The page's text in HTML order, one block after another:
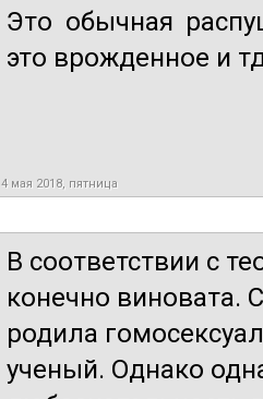
Это обычная
это врожденное и
4 мая 2018, пятница
В соответствии с
конечно виновата.
родила
ученый. Однако